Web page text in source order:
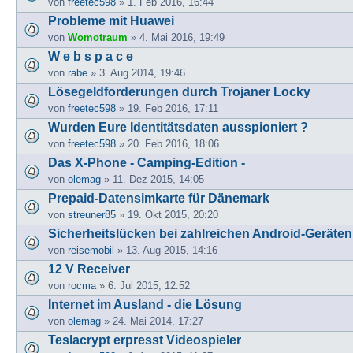
Probleme mit Huawei
von Womotraum » 4. Mai 2016, 19:49
W e b s p a c e
von rabe » 3. Aug 2014, 19:46
Lösegeldforderungen durch Trojaner Locky
von freetec598 » 19. Feb 2016, 17:11
Wurden Eure Identitätsdaten ausspioniert ?
von freetec598 » 20. Feb 2016, 18:06
Das X-Phone - Camping-Edition -
von olemag » 11. Dez 2015, 14:05
Prepaid-Datensimkarte für Dänemark
von streuner85 » 19. Okt 2015, 20:20
Sicherheitslücken bei zahlreichen Android-Geräten
von reisemobil » 13. Aug 2015, 14:16
12 V Receiver
von rocma » 6. Jul 2015, 12:52
Internet im Ausland - die Lösung
von olemag » 24. Mai 2014, 17:27
Teslacrypt erpresst Videospieler